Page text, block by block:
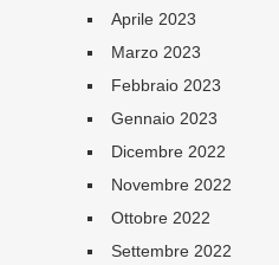
Aprile 2023
Marzo 2023
Febbraio 2023
Gennaio 2023
Dicembre 2022
Novembre 2022
Ottobre 2022
Settembre 2022